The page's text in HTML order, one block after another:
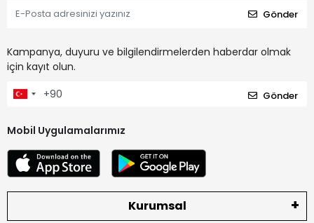
Gönder
Kampanya, duyuru ve bilgilendirmelerden haberdar olmak
için kayıt olun.
Gönder
Mobil Uygulamalarımız
Kurumsal